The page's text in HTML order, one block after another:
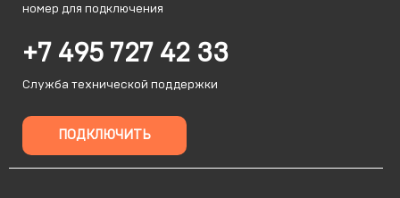
номер для подключения
+7 495 727 42 33
Служба технической поддержки
ПОДКЛЮЧИТЬ